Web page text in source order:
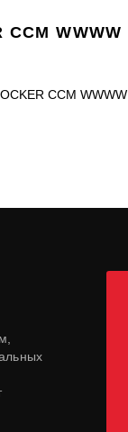
WWWW
CCM WWWW